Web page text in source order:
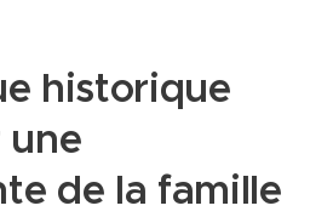
historique
de la famille